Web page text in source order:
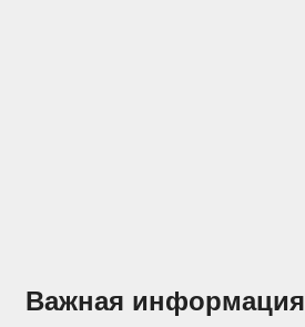
Важная информация